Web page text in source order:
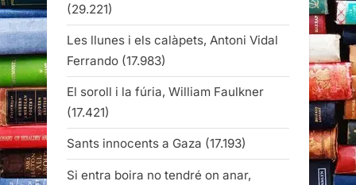
(29.221)
Les llunes i els calàpets, Antoni Vidal
Ferrando (17.983)
El soroll i la fúria, William Faulkner
(17.421)
Sants innocents a Gaza (17.193)
Si entra boira no tendré on anar,